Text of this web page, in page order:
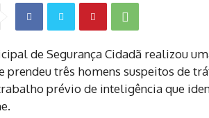
de Segurança Cidadã realizou
prendeu três homens suspeitos de
prévio de inteligência que